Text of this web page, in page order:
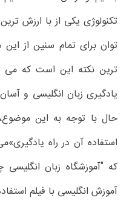
تکنولوژی یکی از با ارزش
توان برای تمام سنین از
ترین نکته این است که می
یادگیری زبان انگلیسی و
حال با توجه به این
استفاده آن در راه
که "آموزشگاه زبان
آموزش انگلیسی با فیلم